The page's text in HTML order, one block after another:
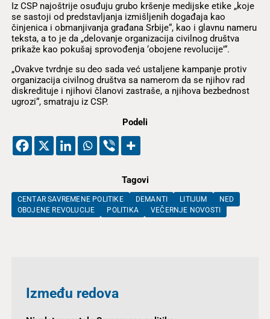
Iz CSP najoštrije osuđuju grubo kršenje medijske etike „koje
se sastoji od predstavljanja izmišljenih događaja kao
činjenica i obmanjivanja građana Srbije“, kao i glavnu nameru
teksta, a to je da „delovanje organizacija civilnog društva
prikaže kao pokušaj sprovođenja ‘obojene revolucije'“.
„Ovakve tvrdnje su deo sada već ustaljene kampanje protiv
organizacija civilnog društva sa namerom da se njihov rad
diskredituje i njihovi članovi zastraše, a njihova bezbednost
ugrozi“, smatraju iz CSP.
Podeli
Tagovi
CENTAR SAVREMENE POLITIKE DEMANTI LITIJUM
NED
OBOJENE REVOLUCIJE
POLITIKA VEČERNJE NOVOSTI
Između redova